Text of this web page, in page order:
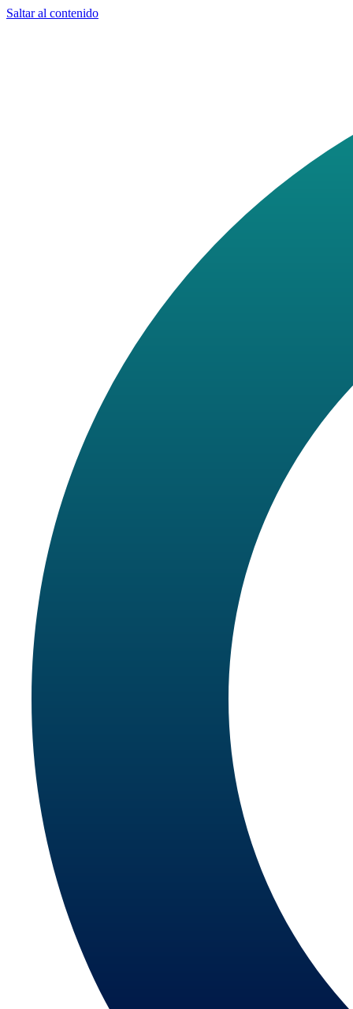
Saltar al contenido